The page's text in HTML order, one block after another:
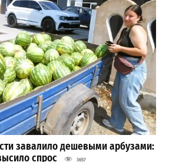
завалило дешевыми арбузами:
спрос
3657